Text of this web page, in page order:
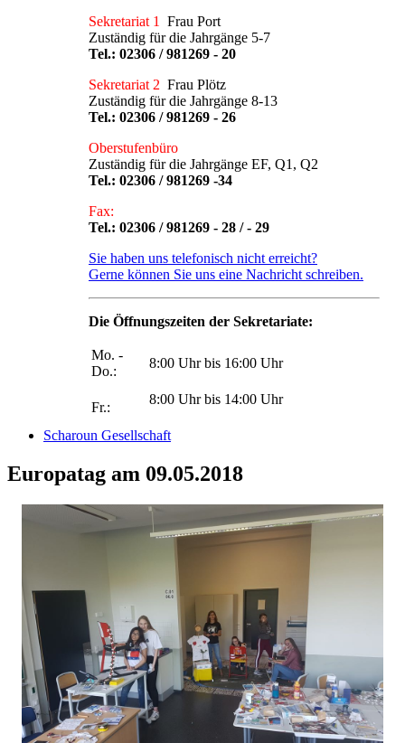
Sekretariat 1 Frau Port
Zuständig für die Jahrgänge 5-7
Tel.: 02306 / 981269 - 20
Sekretariat 2 Frau Plötz
Zuständig für die Jahrgänge 8-13
Tel.: 02306 / 981269 - 26
Oberstufenbüro
Zuständig für die Jahrgänge EF, Q1, Q2
Tel.: 02306 / 981269 -34
Fax:
Tel.: 02306 / 981269 - 28 / - 29
Sie haben uns telefonisch nicht erreicht?
Gerne können Sie uns eine Nachricht schreiben.
Die Öffnungszeiten der Sekretariate:
Mo. -
Do.:
8:00 Uhr bis 16:00 Uhr
Fr.:
8:00 Uhr bis 14:00 Uhr
Scharoun Gesellschaft
Europatag am 09.05.2018